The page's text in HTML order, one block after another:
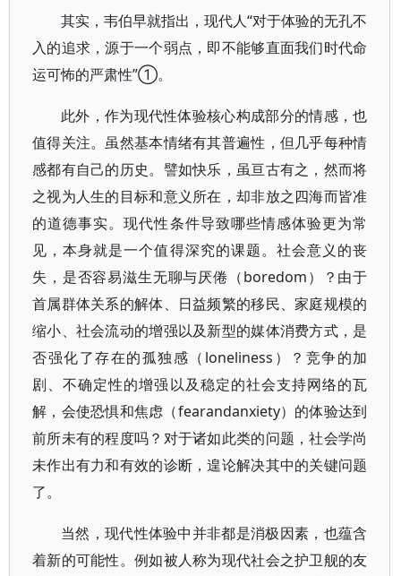
其实，韦伯早就指出，现代人“对于体验的无孔不
入的追求，源于一个弱点，即不能够直面我们时代命
运可怖的严肃性”①。
此外，作为现代性体验核心构成部分的情感，也
值得关注。虽然基本情绪有其普遍性，但几乎每种情
感都有自己的历史。譬如快乐，虽亘古有之，然而将
之视为人生的目标和意义所在，却非放之四海而皆准
的道德事实。现代性条件导致哪些情感体验更为常
见，本身就是一个值得深究的课题。社会意义的丧
失，是否容易滋生无聊与厌倦（boredom）？由于
首属群体关系的解体、日益频繁的移民、家庭规模的
缩小、社会流动的增强以及新型的媒体消费方式，是
否强化了存在的孤独感（loneliness）？竞争的加
剧、不确定性的增强以及稳定的社会支持网络的瓦
解，会使恐惧和焦虑（fearandanxiety）的体验达到
前所未有的程度吗？对于诸如此类的问题，社会学尚
未作出有力和有效的诊断，遑论解决其中的关键问题
了。
当然，现代性体验中并非都是消极因素，也蕴含
着新的可能性。例如被人称为现代社会之护卫舰的友